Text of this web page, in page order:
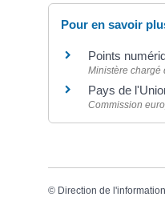
Pour en savoir
Points
Ministère chargé
Pays de
Commission
© Direction de